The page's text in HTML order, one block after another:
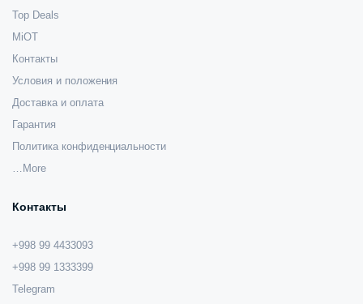
Top Deals
MiOT
Контакты
Условия и положения
Доставка и оплата
Гарантия
Политика конфиденциальности
…More
Контакты
+998 99 4433093
+998 99 1333399
Telegram